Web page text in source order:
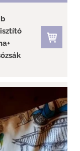
illatot szállítunk!